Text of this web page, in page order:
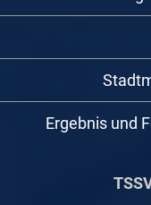
Ergebnis und